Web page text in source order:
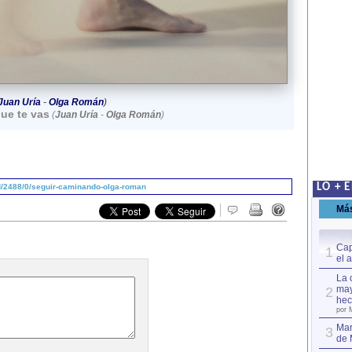
Uría- Olga Román)
te vas (Juan Uría- Olga Román)
0/seguir-caminando-olga-roman LO +
1 el
2
La
por
3 de